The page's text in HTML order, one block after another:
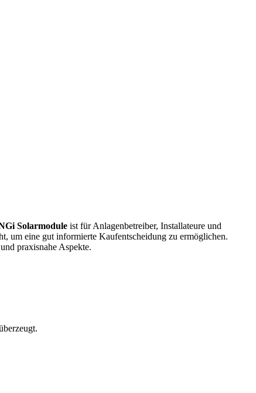
Solarmodule ist für Anlagenbetreiber, Installateure und
um eine gut informierte Kaufentscheidung zu ermöglichen.
praxisnahe Aspekte.